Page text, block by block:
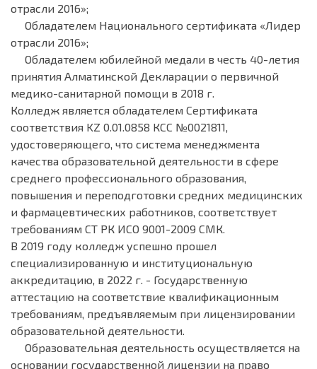
отрасли 2016»;
Обладателем Национального сертификата «Лидер
отрасли 2016»;
Обладателем юбилейной медали в честь 40-летия
принятия Алматинской Декларации о первичной
медико-санитарной помощи в 2018 г.
Колледж является обладателем Сертификата
соответствия KZ 0.01.0858 КCC №0021811,
удостоверяющего, что система менеджмента
качества образовательной деятельности в сфере
среднего профессионального образования,
повышения и переподготовки средних медицинских
и фармацевтических работников, соответствует
требованиям СТ РК ИСО 9001-2009 СМК.
В 2019 году колледж успешно прошел
специализированную и институциональную
аккредитацию, в 2022 г. - Государственную
аттестацию на соответствие квалификационным
требованиям, предъявляемым при лицензировании
образовательной деятельности.
Образовательная деятельность осуществляется на
основании государственной лицензии на право